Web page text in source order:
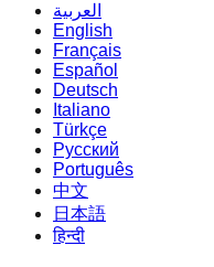
العربية
English
Français
Español
Deutsch
Italiano
Türkçe
Русский
Português
中文
日本語
हिन्दी